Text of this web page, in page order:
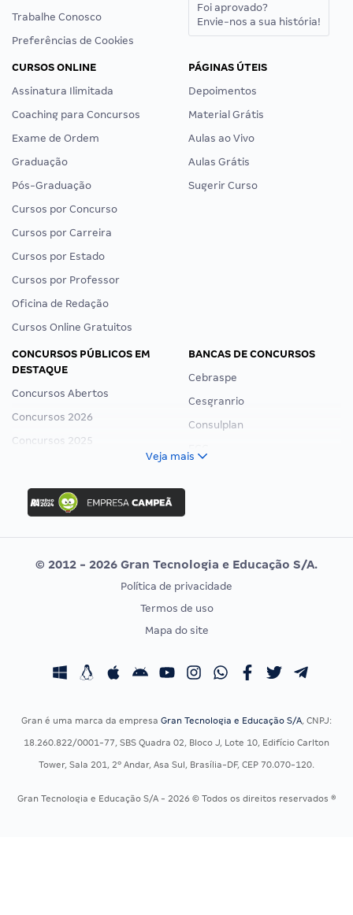
Trabalhe Conosco
Preferências de Cookies
Foi aprovado?
Envie-nos a sua história!
CURSOS ONLINE
Assinatura Ilimitada
Coaching para Concursos
Exame de Ordem
Graduação
Pós-Graduação
Cursos por Concurso
Cursos por Carreira
Cursos por Estado
Cursos por Professor
Oficina de Redação
Cursos Online Gratuitos
PÁGINAS ÚTEIS
Depoimentos
Material Grátis
Aulas ao Vivo
Aulas Grátis
Sugerir Curso
CONCURSOS PÚBLICOS EM
DESTAQUE
Concursos Abertos
Concursos 2026
Concursos 2025
Concurso Ibama
Concurso MPU
Editais publicados
BANCAS DE CONCURSOS
Cebraspe
Cesgranrio
Consulplan
Vunesp
CONCURSOS POR PROFISSÃO
Concursos Fiscais
Residência Multiprofissional
EXAME DE ORDEM
Calendário OAB
Veja mais
© 2012 - 2026 Gran Tecnologia e Educação S/A.
Política de privacidade
Termos de uso
Mapa do site
Gran é uma marca da empresa Gran Tecnologia e Educação S/A, CNPJ:
18.260.822/0001-77, SBS Quadra 02, Bloco J, Lote 10, Edifício Carlton
Tower, Sala 201, 2º Andar, Asa Sul, Brasília-DF, CEP 70.070-120.
Gran Tecnologia e Educação S/A - 2026 © Todos os direitos reservados ®